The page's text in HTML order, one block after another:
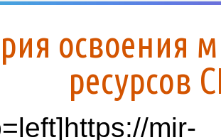
освоения
ресурсов
mir-